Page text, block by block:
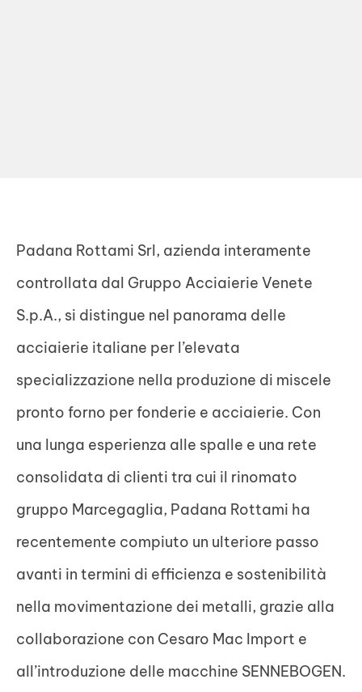
Padana Rottami Srl, azienda interamente
controllata dal Gruppo Acciaierie Venete
S.p.A., si distingue nel panorama delle
acciaierie italiane per l’elevata
specializzazione nella produzione di miscele
pronto forno per fonderie e acciaierie. Con
una lunga esperienza alle spalle e una rete
consolidata di clienti tra cui il rinomato
gruppo Marcegaglia, Padana Rottami ha
recentemente compiuto un ulteriore passo
avanti in termini di efficienza e sostenibilità
nella movimentazione dei metalli, grazie alla
collaborazione con Cesaro Mac Import e
all’introduzione delle macchine SENNEBOGEN.